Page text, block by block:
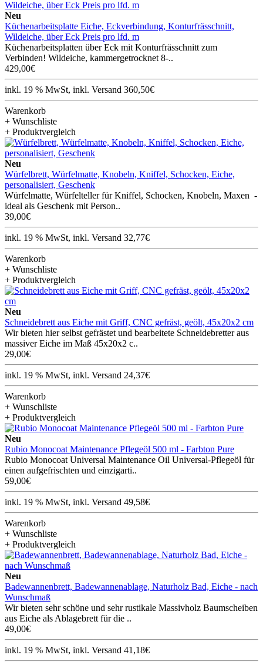
Neu
Küchenarbeitsplatte Eiche, Eckverbindung, Konturfrässchnitt,
Wildeiche, über Eck Preis pro lfd. m
Küchenarbeitsplatten über Eck mit Konturfrässchnitt zum
Verbinden! Wildeiche, kammergetrocknet 8-..
429,00€
inkl. 19 % MwSt, inkl. Versand 360,50€
Warenkorb
+ Wunschliste
+ Produktvergleich
Neu
Würfelbrett, Würfelmatte, Knobeln, Kniffel, Schocken, Eiche,
personalisiert, Geschenk
Würfelmatte, Würfelteller für Kniffel, Schocken, Knobeln, Maxen -
ideal als Geschenk mit Person..
39,00€
inkl. 19 % MwSt, inkl. Versand 32,77€
Warenkorb
+ Wunschliste
+ Produktvergleich
Neu
Schneidebrett aus Eiche mit Griff, CNC gefräst, geölt, 45x20x2 cm
Wir bieten hier selbst gefrästet und bearbeitete Schneidebretter aus
massiver Eiche im Maß 45x20x2 c..
29,00€
inkl. 19 % MwSt, inkl. Versand 24,37€
Warenkorb
+ Wunschliste
+ Produktvergleich
Neu
Rubio Monocoat Maintenance Pflegeöl 500 ml - Farbton Pure
Rubio Monocoat Universal Maintenance Oil Universal-Pflegeöl für
einen aufgefrischten und einzigarti..
59,00€
inkl. 19 % MwSt, inkl. Versand 49,58€
Warenkorb
+ Wunschliste
+ Produktvergleich
Neu
Badewannenbrett, Badewannenablage, Naturholz Bad, Eiche - nach
Wunschmaß
Wir bieten sehr schöne und sehr rustikale Massivholz Baumscheiben
aus Eiche als Ablagebrett für die ..
49,00€
inkl. 19 % MwSt, inkl. Versand 41,18€